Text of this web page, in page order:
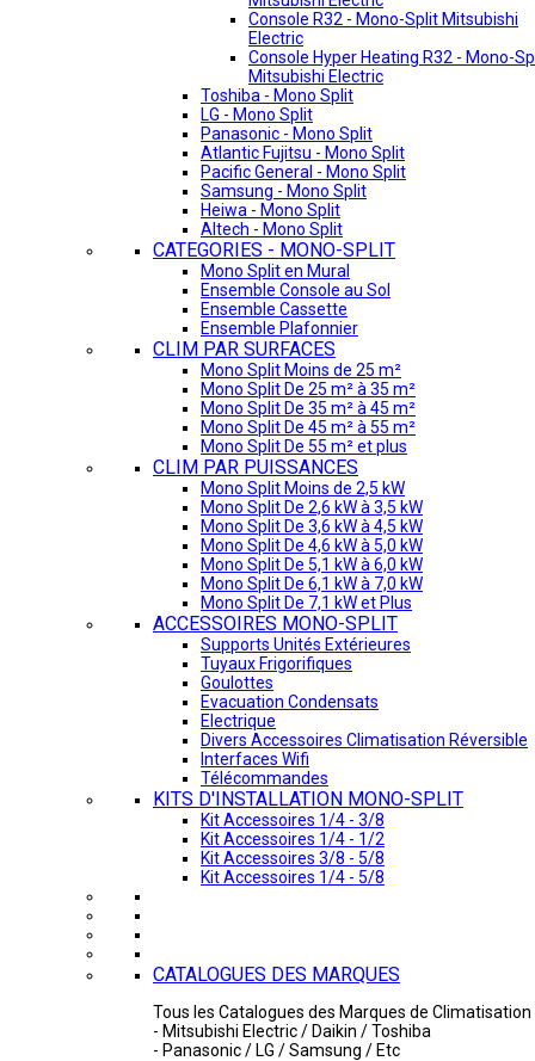
Console R32 - Mono-Split Mitsubishi
Electric
Console Hyper Heating R32 - Mono-
Mitsubishi Electric
Toshiba - Mono Split
LG - Mono Split
Panasonic - Mono Split
Atlantic Fujitsu - Mono Split
Pacific General - Mono Split
Samsung - Mono Split
Heiwa - Mono Split
Altech - Mono Split
CATEGORIES - MONO-SPLIT
Mono Split en Mural
Ensemble Console au Sol
Ensemble Cassette
Ensemble Plafonnier
CLIM PAR SURFACES
Mono Split Moins de 25 m²
Mono Split De 25 m² à 35 m²
Mono Split De 35 m² à 45 m²
Mono Split De 45 m² à 55 m²
Mono Split De 55 m² et plus
CLIM PAR PUISSANCES
Mono Split Moins de 2,5 kW
Mono Split De 2,6 kW à 3,5 kW
Mono Split De 3,6 kW à 4,5 kW
Mono Split De 4,6 kW à 5,0 kW
Mono Split De 5,1 kW à 6,0 kW
Mono Split De 6,1 kW à 7,0 kW
Mono Split De 7,1 kW et Plus
ACCESSOIRES MONO-SPLIT
Supports Unités Extérieures
Tuyaux Frigorifiques
Goulottes
Evacuation Condensats
Electrique
Divers Accessoires Climatisation Réversible
Interfaces Wifi
Télécommandes
KITS D'INSTALLATION MONO-SPLIT
Kit Accessoires 1/4 - 3/8
Kit Accessoires 1/4 - 1/2
Kit Accessoires 3/8 - 5/8
Kit Accessoires 1/4 - 5/8
CATALOGUES DES MARQUES
Tous les Catalogues des Marques de Climatisation
- Mitsubishi Electric / Daikin / Toshiba
- Panasonic / LG / Samsung / Etc